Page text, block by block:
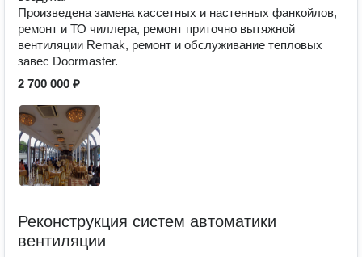
Произведена замена кассетных и настенных фанкойлов,
ремонт и ТО чиллера, ремонт приточно вытяжной
вентиляции Remak, ремонт и обслуживание тепловых
завес Doormaster.
2 700 000 ₽
Реконструкция систем автоматики
вентиляции